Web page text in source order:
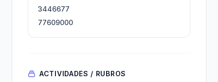
3446677
77609000
ACTIVIDADES / RUBROS